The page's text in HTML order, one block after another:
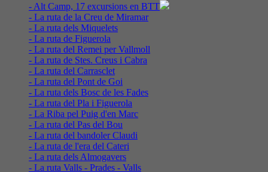
- Alt Camp, 17 excursions en BTT
- La ruta de la Creu de Miramar
- La ruta dels Miquelets
- La ruta de Figuerola
- La ruta del Remei per Vallmoll
- La ruta de Stes. Creus i Cabra
- La ruta del Carrasclet
- La ruta del Pont de Goi
- La ruta dels Bosc de les Fades
- La ruta del Pla i Figuerola
- La Riba pel Puig d'en Marc
- La ruta del Pas del Bou
- La ruta del bandoler Claudi
- La ruta de l'era del Cateri
- La ruta dels Almogavers
- La ruta Valls - Prades - Valls